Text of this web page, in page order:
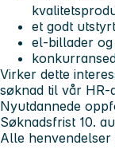
et godt
el-billader
Virker dette
søknad til vår HR-
Nyutdannede
Søknadsfrist 10.
Alle henvendelser